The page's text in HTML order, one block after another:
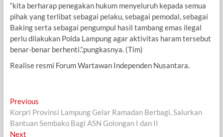
“kita berharap penegakan hukum menyeluruh kepada semua
pihak yang terlibat sebagai pelaku, sebagai pemodal, sebagai
Baking serta sebagai pengumpul hasil tambang emas ilegal
perlu dilakukan Polda Lampung agar aktivitas haram tersebut
benar-benar berhenti.”.pungkasnya. (Tim)
Realise resmi Forum Wartawan Independen Nusantara.
Navigasi
pos
PreviousPrevious
post:
Korpri Provinsi Lampung Gelar Ramadan Berbagi, Salurkan
Bantuan Sembako Bagi ASN Golongan I dan II
NextNext